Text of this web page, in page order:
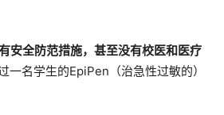
安全防范措施，甚至没有校医和医疗
一名学生的EpiPen（治急性过敏的）